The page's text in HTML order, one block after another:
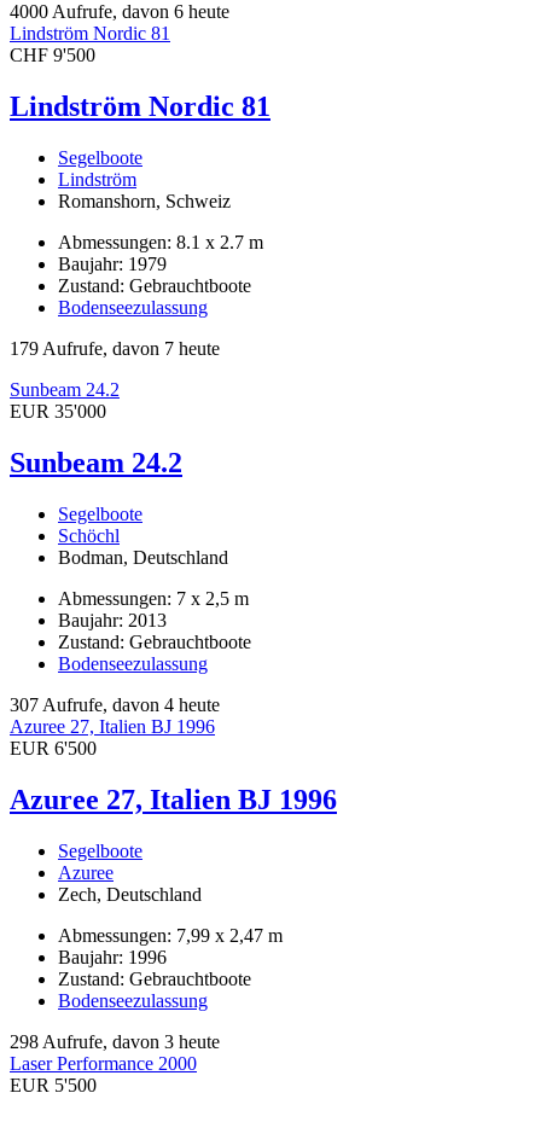
4000 Aufrufe, davon 6 heute
Lindström Nordic 81
CHF 9'500
Lindström Nordic 81
Segelboote
Lindström
Romanshorn, Schweiz
Abmessungen: 8.1 x 2.7 m
Baujahr: 1979
Zustand: Gebrauchtboote
Bodenseezulassung
179 Aufrufe, davon 7 heute
Sunbeam 24.2
EUR 35'000
Sunbeam 24.2
Segelboote
Schöchl
Bodman, Deutschland
Abmessungen: 7 x 2,5 m
Baujahr: 2013
Zustand: Gebrauchtboote
Bodenseezulassung
307 Aufrufe, davon 4 heute
Azuree 27, Italien BJ 1996
EUR 6'500
Azuree 27, Italien BJ 1996
Segelboote
Azuree
Zech, Deutschland
Abmessungen: 7,99 x 2,47 m
Baujahr: 1996
Zustand: Gebrauchtboote
Bodenseezulassung
298 Aufrufe, davon 3 heute
Laser Performance 2000
EUR 5'500